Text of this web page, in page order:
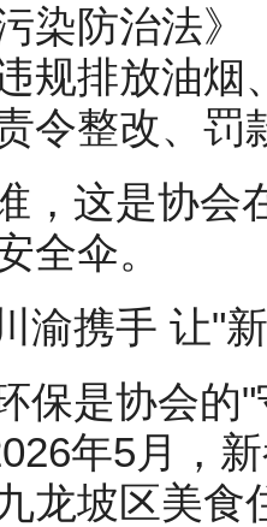
染防治法
规排放油烟
令整改、罚
，这是协会
全伞。
渝携手 让"
保是协会的
年5月，
坡区美食